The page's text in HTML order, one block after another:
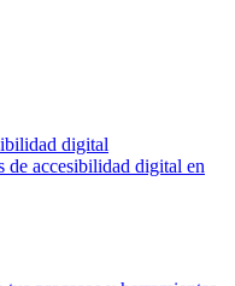
digital
de accesibilidad digital en